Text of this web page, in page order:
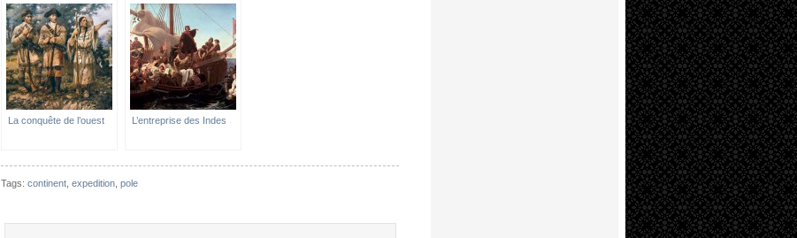
La conquête de l’ouest L’entreprise des Indes
Tags: continent expedition pole